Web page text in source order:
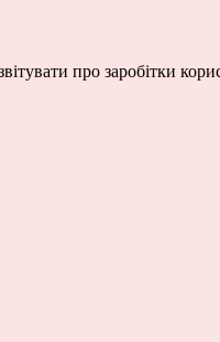
про заробітки